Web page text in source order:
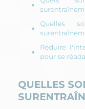
Quelles
Réduire
pour se
QUELLES